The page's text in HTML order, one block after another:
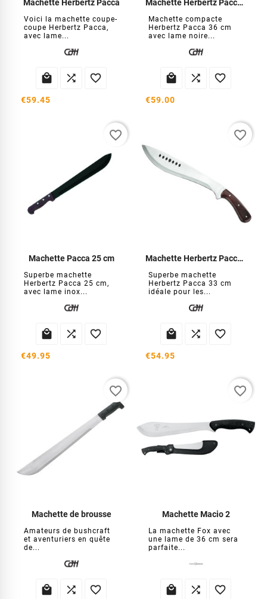
Machette Herbertz Pacca
Voici la machette coupe-
coupe Herbertz Pacca,
avec lame...
  
€59.45
Machette Herbertz Pacca 36 cm
Machette compacte
Herbertz Pacca 36 cm
avec lame noire...
  
€59.00
Machette Pacca 25 cm
Superbe machette
Herbertz Pacca 25 cm,
avec lame inox...
  
€49.95
favorite_border
Machette Herbertz Pacca 33 cm
Superbe machette
Herbertz Pacca 33 cm
idéale pour les...
  
€54.95
favorite_border
Machette de brousse
Amateurs de bushcraft
et aventuriers en quête
de...
  
favorite_border
Machette Macio 2
La machette Fox avec
une lame de 36 cm sera
parfaite...
  
favorite_border